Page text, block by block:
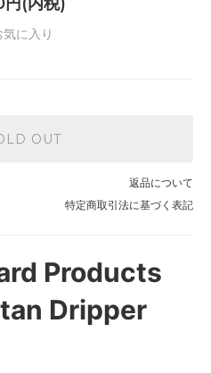
気に入り
OUT
返品について
特定商取引法に基づく表記
Products
Dripper